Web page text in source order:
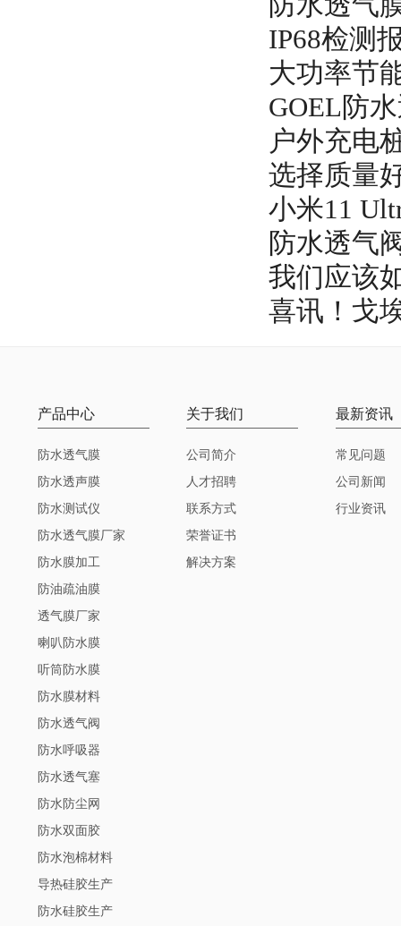
IP68检测
大功率节
GOEL防
户外充电
选择质量
小米11
防水透气
我们应该
喜讯！戈
产品中心
防水透气膜
防水透声膜
防水测试仪
防水透气膜厂家
防水膜加工
防油疏油膜
透气膜厂家
喇叭防水膜
听筒防水膜
防水膜材料
防水透气阀
防水呼吸器
防水透气塞
防水防尘网
防水双面胶
防水泡棉材料
导热硅胶生产
防水硅胶生产
关于我们
公司简介
人才招聘
联系方式
荣誉证书
解决方案
最新资讯
常见问题
公司新闻
行业资讯